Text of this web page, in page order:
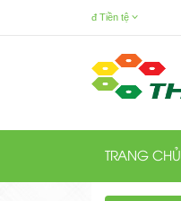
đ Tiền tệ
TRANG CHỦ